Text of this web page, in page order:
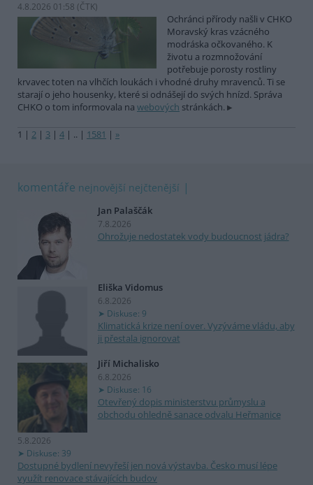
4.8.2026 01:58 (ČTK)
Ochránci přírody našli v CHKO
Moravský kras vzácného
modráska očkovaného. K
životu a rozmnožování
potřebuje porosty rostliny
krvavec toten na vlhčích loukách i vhodné druhy mravenců. Ti se
starají o jeho housenky, které si odnášejí do svých hnízd. Správa
CHKO o tom informovala na webových stránkách.
1 | 2 | 3 | 4 | .. | 1581 | »
komentáře nejnovější nejčtenější
Jan Palaščák
7.8.2026
Ohrožuje nedostatek vody budoucnost jádra?
Eliška Vidomus
6.8.2026
Diskuse: 9
Klimatická krize není over. Vyzýváme vládu, aby
ji přestala ignorovat
Jiří Michalisko
6.8.2026
Diskuse: 16
Otevřený dopis ministerstvu průmyslu a
obchodu ohledně sanace odvalu Heřmanice
5.8.2026
Diskuse: 39
Dostupné bydlení nevyřeší jen nová výstavba. Česko musí lépe
využít renovace stávajících budov